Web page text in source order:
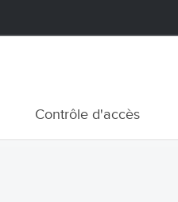
Contrôle d'accès